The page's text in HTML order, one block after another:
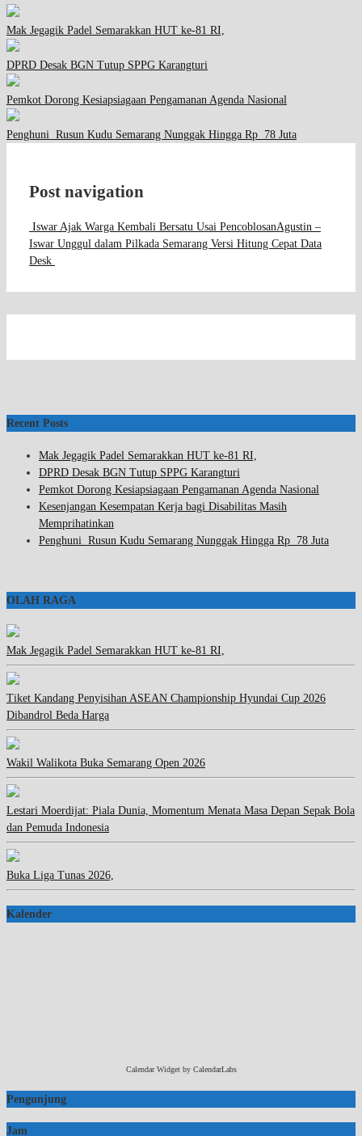
Mak Jegagik Padel Semarakkan HUT ke-81 RI,
DPRD Desak BGN Tutup SPPG Karangturi
Pemkot Dorong Kesiapsiagaan Pengamanan Agenda Nasional
Penghuni Rusun Kudu Semarang Nunggak Hingga Rp 78 Juta
Post navigation
Iswar Ajak Warga Kembali Bersatu Usai PencoblosanAgustin –
Iswar Unggul dalam Pilkada Semarang Versi Hitung Cepat Data
Desk
Recent Posts
Mak Jegagik Padel Semarakkan HUT ke-81 RI,
DPRD Desak BGN Tutup SPPG Karangturi
Pemkot Dorong Kesiapsiagaan Pengamanan Agenda Nasional
Kesenjangan Kesempatan Kerja bagi Disabilitas Masih
Memprihatinkan
Penghuni Rusun Kudu Semarang Nunggak Hingga Rp 78 Juta
OLAH RAGA
Mak Jegagik Padel Semarakkan HUT ke-81 RI,
Tiket Kandang Penyisihan ASEAN Championship Hyundai Cup 2026
Dibandrol Beda Harga
Wakil Walikota Buka Semarang Open 2026
Lestari Moerdijat: Piala Dunia, Momentum Menata Masa Depan Sepak Bola
dan Pemuda Indonesia
Buka Liga Tunas 2026,
Kalender
Calendar Widget by CalendarLabs
Pengunjung
Jam